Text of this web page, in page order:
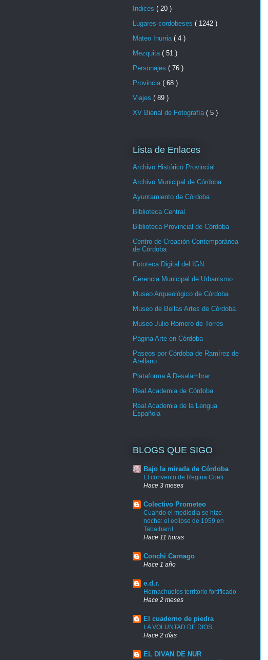
Indices ( 20 )
Lugares cordobeses ( 1242 )
Mateo Inurria ( 4 )
Mezquita ( 51 )
Personajes ( 76 )
Provincia ( 68 )
Viajes ( 89 )
XV Bienal de Fotografía ( 5 )
Lista de Enlaces
Archivo Histórico Provincial
Archivo Municipal de Córdoba
Ayuntamiento de Córdoba
Biblioteca Central
Biblioteca Provincial de Córdoba
Centro de Creación Contemporánea
de Córdoba
Fototeca Digital del IGN
Gerencia Municipal de Urbanismo
Museo Arqueológico de Córdoba
Museo de Bellas Artes de Córdoba
Museo Julio Romero de Torres
Página Arte en Córdoba
Paseos por Córdoba de Ramírez de
Arellano
Plataforma A Desalambrar
Real Academia de Córdoba
Real Academia de la Lengua
Española
BLOGS QUE SIGO
Bajo la mirada de Córdoba
El convento de Regina Coeli
Hace 3 meses
Colectivo Prometeo
Cuando el mediodía se hizo
noche: el eclipse de 1959 en
Tabaibarril
Hace 11 horas
Conchi Carnago
Hace 1 año
e.d.r.
Hornachuelos territorio fortificado
Hace 2 meses
El cuaderno de piedra
LA VOLUNTAD DE DIOS
Hace 2 días
EL DIVAN DE NUR